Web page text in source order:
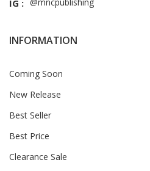
IG :
INFORMATION
Coming Soon
New Release
Best Seller
Best Price
Clearance Sale